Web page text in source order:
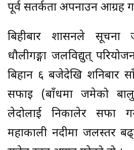
पूर्व सतर्कता अपनाउन आग्रह
बिहीबार प्रशासनले सूचना
धौलीगङ्गा जलविद्युत्
बिहान ६ बजेदेखि शनिबार
सफाइ (बाँधमा जमेको
लेदोलाई निकालेर सफा
महाकाली नदीमा जलस्तर